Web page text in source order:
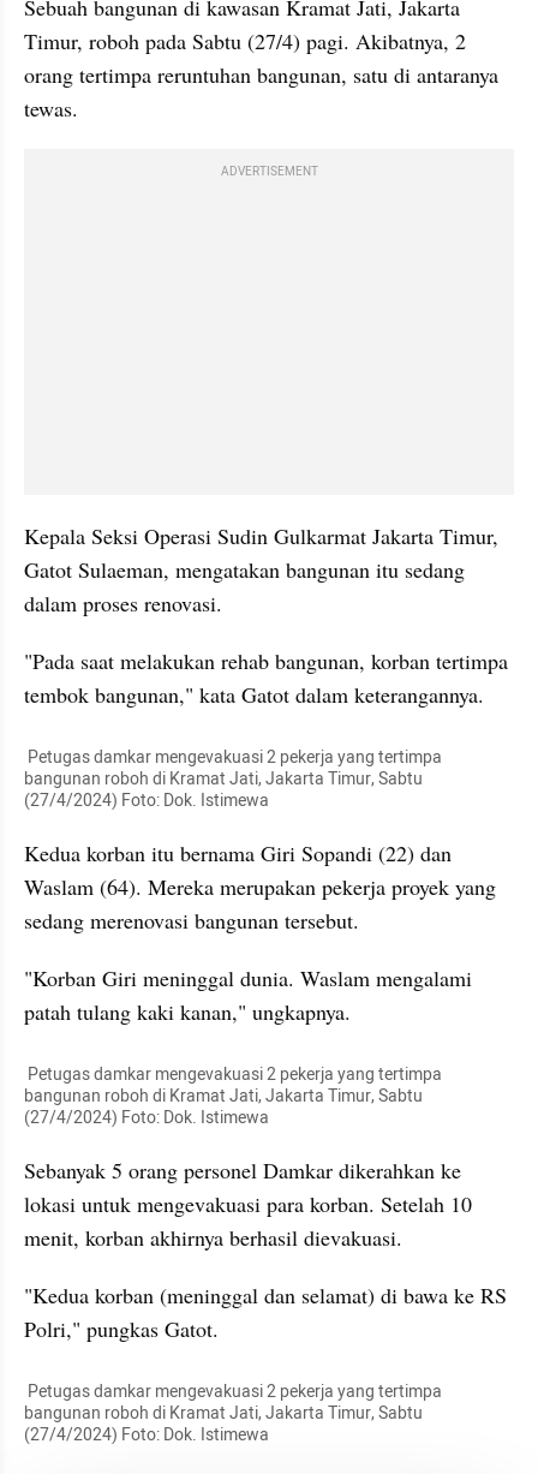
Sebuah bangunan di kawasan Kramat Jati, Jakarta
Timur, roboh pada Sabtu (27/4) pagi. Akibatnya, 2
orang tertimpa reruntuhan bangunan, satu di antaranya
tewas.
ADVERTISEMENT
Kepala Seksi Operasi Sudin Gulkarmat Jakarta Timur,
Gatot Sulaeman, mengatakan bangunan itu sedang
dalam proses renovasi.
"Pada saat melakukan rehab bangunan, korban tertimpa
tembok bangunan," kata Gatot dalam keterangannya.
bangunan roboh di Kramat Jati, Jakarta Timur, Sabtu
(27/4/2024) Foto: Dok. Istimewa
Kedua korban itu bernama Giri Sopandi (22) dan
Waslam (64). Mereka merupakan pekerja proyek yang
sedang merenovasi bangunan tersebut.
"Korban Giri meninggal dunia. Waslam mengalami
patah tulang kaki kanan," ungkapnya.
bangunan roboh di Kramat Jati, Jakarta Timur, Sabtu
(27/4/2024) Foto: Dok. Istimewa
Sebanyak 5 orang personel Damkar dikerahkan ke
lokasi untuk mengevakuasi para korban. Setelah 10
menit, korban akhirnya berhasil dievakuasi.
"Kedua korban (meninggal dan selamat) di bawa ke RS
Polri," pungkas Gatot.
bangunan roboh di Kramat Jati, Jakarta Timur, Sabtu
(27/4/2024) Foto: Dok. Istimewa